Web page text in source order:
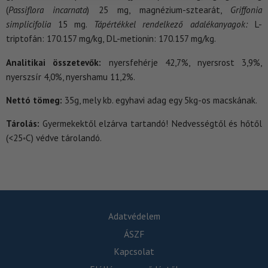
(Passiflora incarnata) 25 mg, magnézium-sztearát, Griffonia
simplicifolia 15 mg. Tápértékkel rendelkező adalékanyagok:L-
triptofán: 170.157 mg/kg, DL-metionin: 170.157 mg/kg.
Analitikai összetevők: nyersfehérje 42,7%, nyersrost 3,9%,
nyerszsír 4,0%, nyershamu 11,2%.
Nettó tömeg: 35g, mely kb. egyhavi adag egy 5kg-os macskának.
Tárolás: Gyermekektől elzárva tartandó! Nedvességtől és hőtől
(<25◦C) védve tárolandó.
Adatvédelem
ÁSZF
Kapcsolat